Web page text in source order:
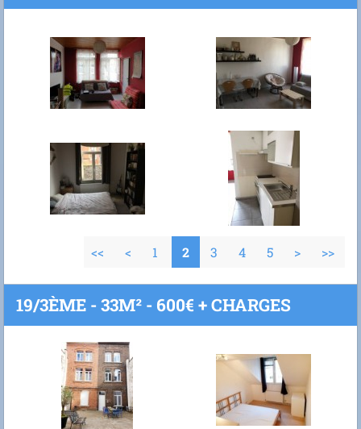
<< < 1 2 3 4 5 > >>
19/3ÈME - 33M² - 600€ + CHARGES